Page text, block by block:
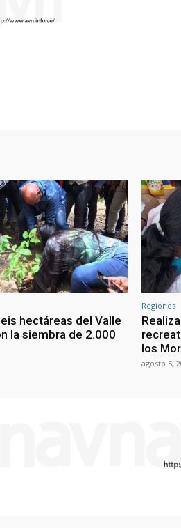
hectáreas del Valle
la siembra de 2.000
Regiones
los
agosto 5,